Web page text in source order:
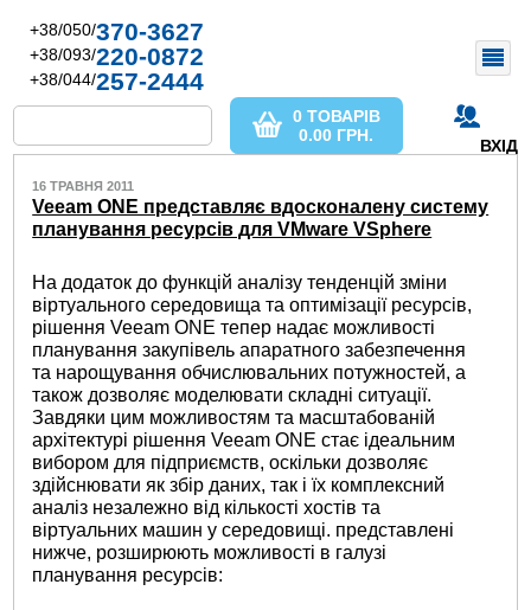
+38/050/370-3627
+38/093/220-0872
+38/044/257-2444
ВХІД
0 ТОВАРІВ
0.00 ГРН.
16 ТРАВНЯ 2011
Veeam ONE представляє вдосконалену систему
планування ресурсів для VMware VSphere
На додаток до функцій аналізу тенденцій зміни
віртуального середовища та оптимізації ресурсів,
рішення Veeam ONE тепер надає можливості
планування закупівель апаратного забезпечення
та нарощування обчислювальних потужностей, а
також дозволяє моделювати складні ситуації.
Завдяки цим можливостям та масштабованій
архітектурі рішення Veeam ONE стає ідеальним
вибором для підприємств, оскільки дозволяє
здійснювати як збір даних, так і їх комплексний
аналіз незалежно від кількості хостів та
віртуальних машин у середовищі. представлені
нижче, розширюють можливості в галузі
планування ресурсів: